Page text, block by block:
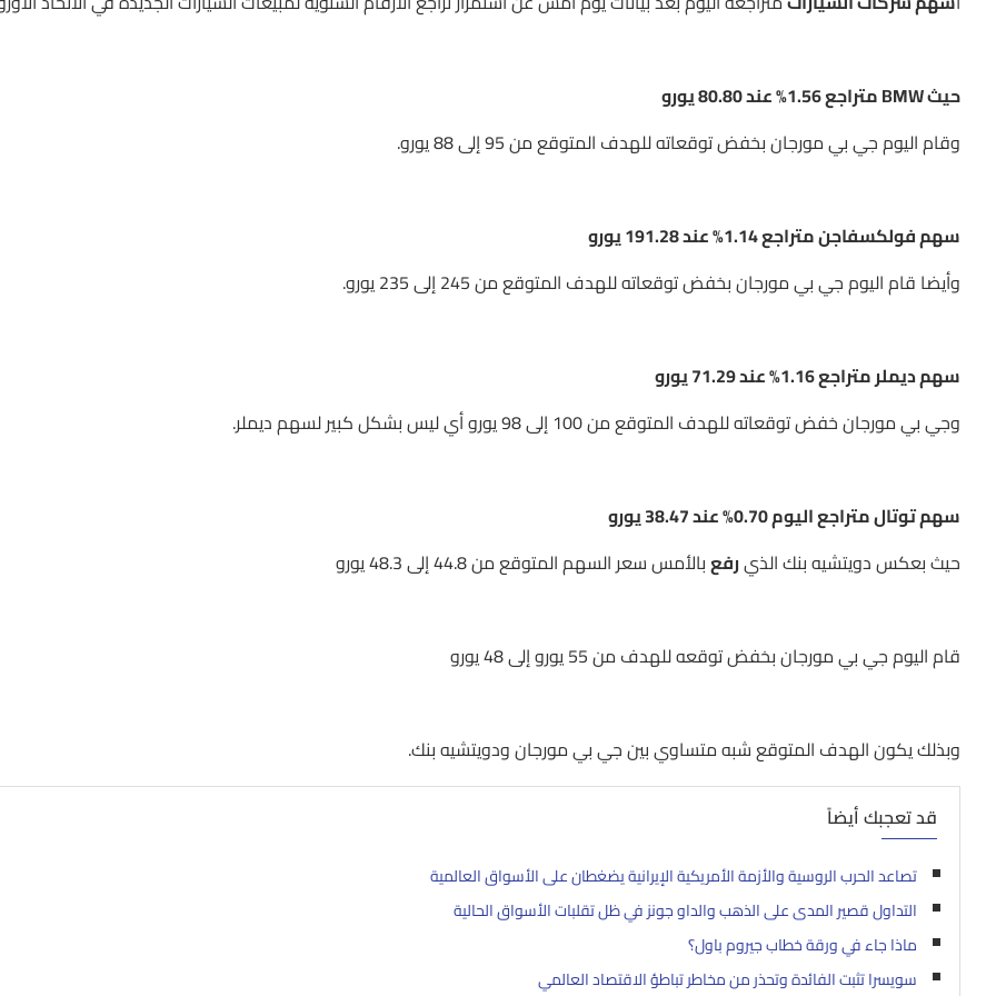
حيث BMW متراجع 1.56% عند 80.80 يورو
وقام اليوم جي بي مورجان بخفض توقعاته للهدف المتوقع من 95 إلى 88 يورو.
سهم فولكسفاجن متراجع 1.14% عند 191.28 يورو
وأيضا قام اليوم جي بي مورجان بخفض توقعاته للهدف المتوقع من 245 إلى 235 يورو.
سهم ديملر متراجع 1.16% عند 71.29 يورو
وجي بي مورجان خفض توقعاته للهدف المتوقع من 100 إلى 98 يورو أي ليس بشكل كبير لسهم ديملر.
سهم توتال متراجع اليوم 0.70% عند 38.47 يورو
حيث بعكس دويتشيه بنك الذيرفعبالأمس سعر السهم المتوقع من 44.8 إلى 48.3 يورو
قام اليوم جي بي مورجان بخفض توقعه للهدف من 55 يورو إلى 48 يورو
وبذلك يكون الهدف المتوقع شبه متساوي بين جي بي مورجان ودويتشيه بنك.
قد تعجبك أيضاً
تصاعد الحرب الروسية والأزمة الأمريكية الإيرانية يضغطان على الأسواق العالمية
التداول قصير المدى على الذهب والداو جونز في ظل تقلبات الأسواق الحالية
ماذا جاء في ورقة خطاب جيروم باول؟
سويسرا تثبت الفائدة وتحذر من مخاطر تباطؤ الاقتصاد العالمي